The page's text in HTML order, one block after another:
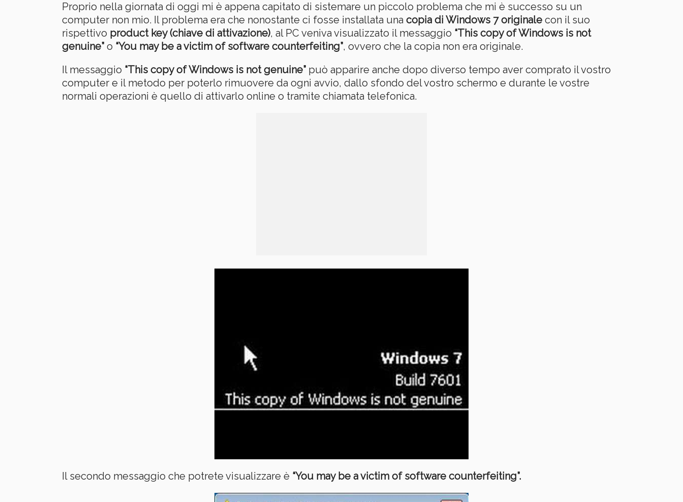
Proprio nella giornata di oggi mi è appena capitato di sistemare un piccolo problema che mi è successo su un
computer non mio. Il problema era che nonostante ci fosse installata una copia di Windows 7 originale con il suo
rispettivo product key (chiave di attivazione), al PC veniva visualizzato il messaggio “This copy of Windows is not
genuine” o “You may be a victim of software counterfeiting”, ovvero che la copia non era originale.
Il messaggio “This copy of Windows is not genuine” può apparire anche dopo diverso tempo aver comprato il vostro
computer e il metodo per poterlo rimuovere da ogni avvio, dallo sfondo del vostro schermo e durante le vostre
normali operazioni è quello di attivarlo online o tramite chiamata telefonica.
Il secondo messaggio che potrete visualizzare è “You may be a victim of software counterfeiting”.